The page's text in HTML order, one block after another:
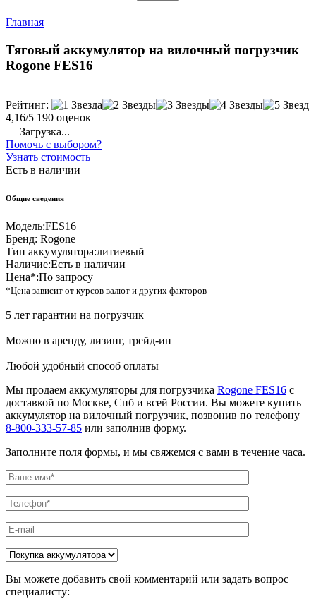
Главная
Тяговый аккумулятор на вилочный погрузчик
Rogone FES16
Рейтинг:
4,16/5 190 оценок
Загрузка...
Помочь с выбором?
Узнать стоимость
Есть в наличии
Общие сведения
Модель:FES16
Бренд: Rogone
Тип аккумулятора:литиевый
Наличие:Есть в наличии
Цена*:По запросу
*Цена зависит от курсов валют и других факторов
5 лет гарантии на погрузчик
Можно в аренду, лизинг, трейд-ин
Любой удобный способ оплаты
Мы продаем аккумуляторы для погрузчика Rogone FES16 с
доставкой по Москве, Спб и всей России. Вы можете купить
аккумулятор на вилочный погрузчик, позвонив по телефону
8-800-333-57-85 или заполнив форму.
Заполните поля формы, и мы свяжемся с вами в течение часа.
Вы можете добавить свой комментарий или задать вопрос
специалисту: